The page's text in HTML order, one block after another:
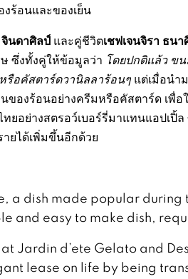
ร้อนและของเย็น
นดาศิลป์ และคู่ชีวิตเชฟเจนจิรา ธน
ซึ่งทั้งคู่ให้ข้อมูลว่า โดยปกติแล้ว ข
อคัสตาร์ดวานิลลาร้อนๆ แต่เมื่อนำ
ของร้อนอย่างครีมหรือคัสตาร์ด เพื่
ยอย่างสตรอว์เบอร์รี่มาแทนแอปเปิ้
ายได้เพิ่มขึ้นอีกด้วย
a dish made popular
and easy to make dish,
Jardin d’ete Gelato and
lease on life by being